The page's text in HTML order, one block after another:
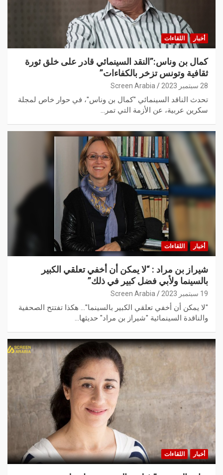
أخبار اللقاءات
كمال بن وناس:”النقد السينمائي قادر على خلق ثورة
ثقافية وتونس تزخر بالكفاءات”
28 سبتمبر 2023 Screen Arabia
تحدث الناقد السينمائي "كمال بن وناس"، في حوار خاص لمجلة
سكرين عربية، عن الأزمة التي تمر…
أخبار اللقاءات
شيراز بن مراد : “لا يمكن أن أخفي تعلقي الكبير
بالسينما ولأبي فضل كبير في ذلك”
19 سبتمبر 2023 Screen Arabia
"لا يمكن أن أخفي تعلقي الكبير بالسينما"... هكذا تفتتح الصحفية
والناقدة السينمائية "شيراز بن مراد" حديثها…
أخبار اللقاءات